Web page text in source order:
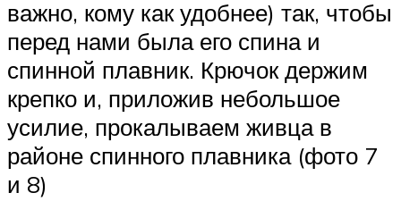
важно, кому как удобнее) так, чтобы
перед нами была его спина и
спинной плавник. Крючок держим
крепко и, приложив небольшое
усилие, прокалываем живца в
районе спинного плавника (фото 7
и 8)